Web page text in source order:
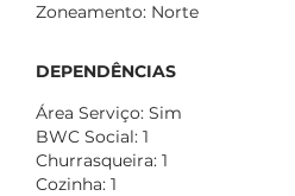
Zoneamento: Norte
DEPENDÊNCIAS
Área Serviço: Sim
BWC Social: 1
Churrasqueira: 1
Cozinha: 1